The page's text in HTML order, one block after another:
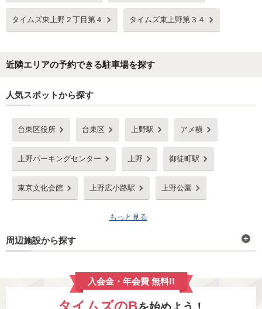
タイムズ東上野２丁目第４ タイムズ東上野第３４
近隣エリアの予約できる駐車場を探す
人気スポットから探す
台東区役所 台東区 上野駅 アメ横
上野パーキングセンター 上野 御徒町駅
東京文化会館 上野広小路駅 上野公園
もっと見る
周辺施設から探す
入会金・年会費 無料!!